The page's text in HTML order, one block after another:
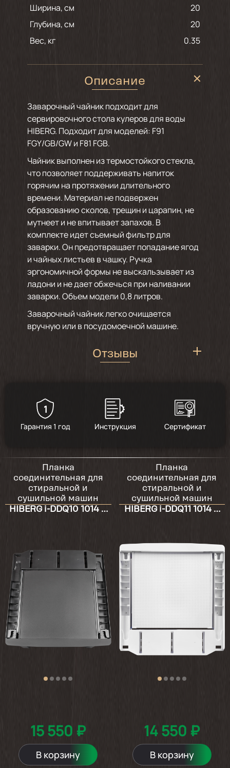
Ширина, см
20
Глубина, см
20
Вес, кг
0.35
Описание
Заварочный чайник подходит для
сервировочного стола кулеров для воды
HIBERG. Подходит для моделей: F91
FGY/GB/GW и F81 FGB.
Чайник выполнен из термостойкого стекла,
что позволяет поддерживать напиток
горячим на протяжении длительного
времени. Материал не подвержен
образованию сколов, трещин и царапин, не
мутнеет и не впитывает запахов. В
комплекте идет съемный фильтр для
заварки. Он предотвращает попадание ягод
и чайных листьев в чашку. Ручка
эргономичной формы не выскальзывает из
ладони и не дает обжечься при наливании
заварки. Объем модели 0,8 литров.
Заварочный чайник легко очищается
вручную или в посудомоечной машине.
Отзывы
Пьём чай с удовольствием
2024-02-16
1
Гарантия 1 год Инструкция Сертификат
Планка
соединительная для
стиральной и
сушильной машин
HIBERG i-DDQ10 1014 и
15 550 ₽
В корзину
Планка
соединительная для
стиральной и
сушильной машин
HIBERG i-DDQ11 1014 и
14 550 ₽
В корзину